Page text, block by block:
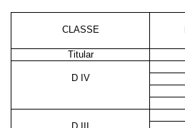
CLASSE
Titular
D IV